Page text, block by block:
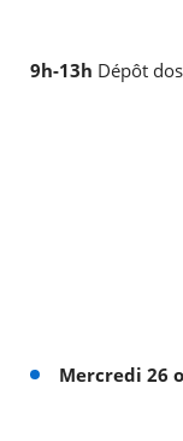
9h-13h Dépôt
Mercredi 26